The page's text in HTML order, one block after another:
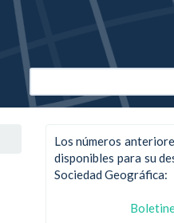
Los números
disponibles para su
Sociedad Geográfica: